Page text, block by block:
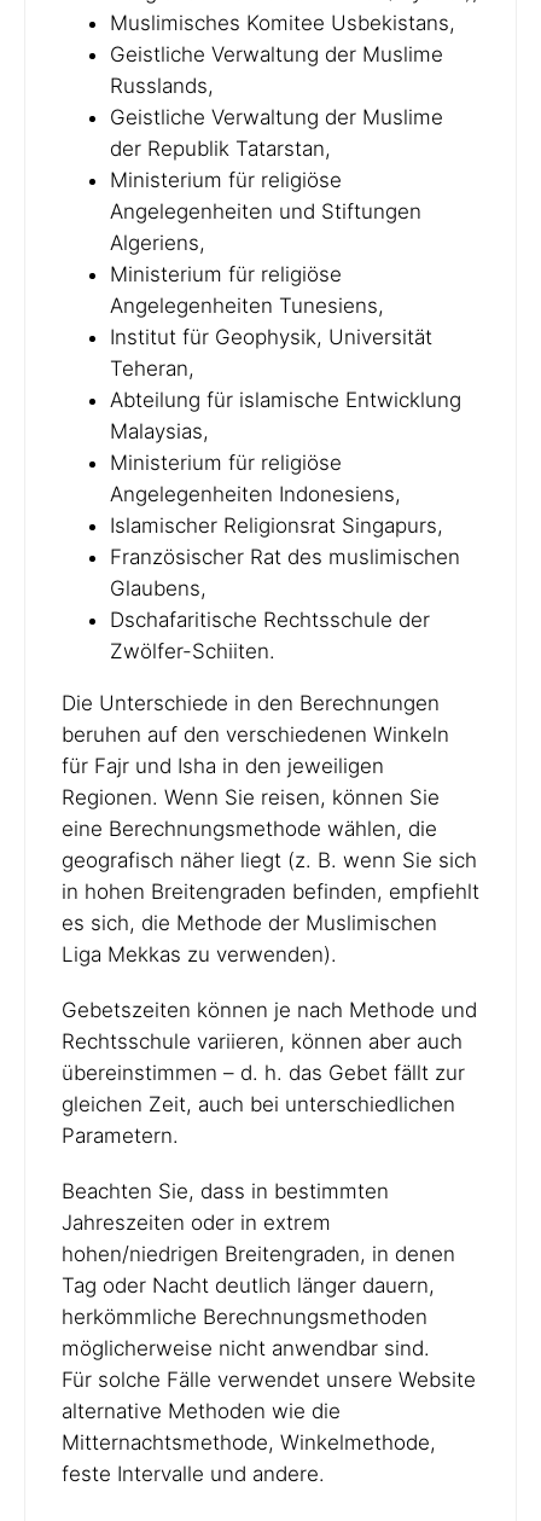
Muslimisches Komitee Usbekistans,
Geistliche Verwaltung der Muslime
Russlands,
Geistliche Verwaltung der Muslime
der Republik Tatarstan,
Ministerium für religiöse
Angelegenheiten und Stiftungen
Algeriens,
Ministerium für religiöse
Angelegenheiten Tunesiens,
Institut für Geophysik, Universität
Teheran,
Abteilung für islamische Entwicklung
Malaysias,
Ministerium für religiöse
Angelegenheiten Indonesiens,
Islamischer Religionsrat Singapurs,
Französischer Rat des muslimischen
Glaubens,
Dschafaritische Rechtsschule der
Zwölfer-Schiiten.
Die Unterschiede in den Berechnungen
beruhen auf den verschiedenen Winkeln
für Fajr und Isha in den jeweiligen
Regionen. Wenn Sie reisen, können Sie
eine Berechnungsmethode wählen, die
geografisch näher liegt (z. B. wenn Sie sich
in hohen Breitengraden befinden, empfiehlt
es sich, die Methode der Muslimischen
Liga Mekkas zu verwenden).
Gebetszeiten können je nach Methode und
Rechtsschule variieren, können aber auch
übereinstimmen – d. h. das Gebet fällt zur
gleichen Zeit, auch bei unterschiedlichen
Parametern.
Beachten Sie, dass in bestimmten
Jahreszeiten oder in extrem
hohen/niedrigen Breitengraden, in denen
Tag oder Nacht deutlich länger dauern,
herkömmliche Berechnungsmethoden
möglicherweise nicht anwendbar sind.
Für solche Fälle verwendet unsere Website
alternative Methoden wie die
Mitternachtsmethode, Winkelmethode,
feste Intervalle und andere.